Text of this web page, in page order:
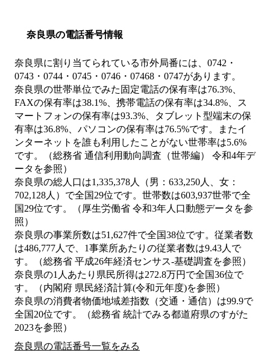
奈良県の電話番号情報
奈良県に割り当てられている市外局番には、0742・
0743・0744・0745・0746・07468・0747があります。
奈良県の世帯単位でみた固定電話の保有率は76.3%、
FAXの保有率は38.1%、携帯電話の保有率は34.8%、ス
マートフォンの保有率は93.3%、タブレット型端末の保
有率は36.8%、パソコンの保有率は76.5%です。またイ
ンターネットを誰も利用したことがない世帯率は5.6%
です。（総務省 通信利用動向調査（世帯編） 令和4年デ
ータを参照）
奈良県の総人口は1,335,378人（男：633,250人、女：
702,128人）で全国29位です。世帯数は603,937世帯で全
国29位です。（厚生労働省 令和3年人口動態データを参
照）
奈良県の事業所数は51,627件で全国38位です。従業者数
は486,777人で、1事業所あたりの従業者数は9.43人で
す。（総務省 平成26年経済センサス‐基礎調査を参照）
奈良県の1人あたり県民所得は272.8万円で全国36位で
す。（内閣府 県民経済計算(令和元年度)を参照）
奈良県の消費者物価地域差指数（交通・通信）は99.9で
全国20位です。（総務省 統計でみる都道府県のすがた
2023を参照）
奈良県の電話番号一覧をみる